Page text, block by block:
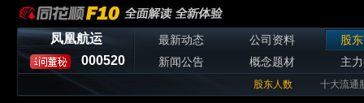
凤凰航运
000520
最新动态 公司资料
股
新闻公告
概念题材 主
股东人数 十大流通